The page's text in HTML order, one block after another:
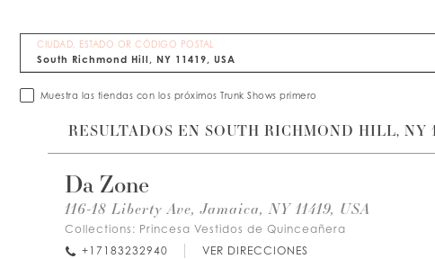
CIUDAD, ESTADO OR CÓDIGO POSTAL
Muestra las tiendas con los próximos Trunk Shows primero
RESULTADOS EN SOUTH RICHMOND HILL, NY
Da Zone
116-18 Liberty Ave, Jamaica, NY 11419, USA
Collections: Princesa Vestidos de Quinceañera
+17183232940
VER DIRECCIONES